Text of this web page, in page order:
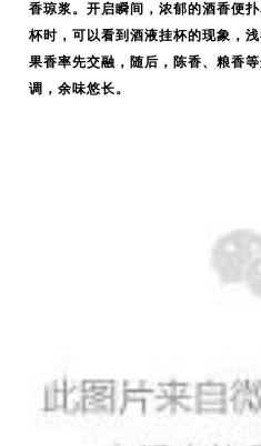
香琼浆。开启瞬间，浓郁的酒香便
杯时，可以看到酒液挂杯的现象，
果香率先交融，随后，陈香、粮香
调，余味悠长。